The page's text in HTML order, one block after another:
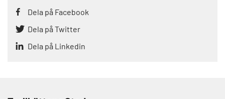
Dela på Facebook
Dela på Twitter
Dela på Linkedin